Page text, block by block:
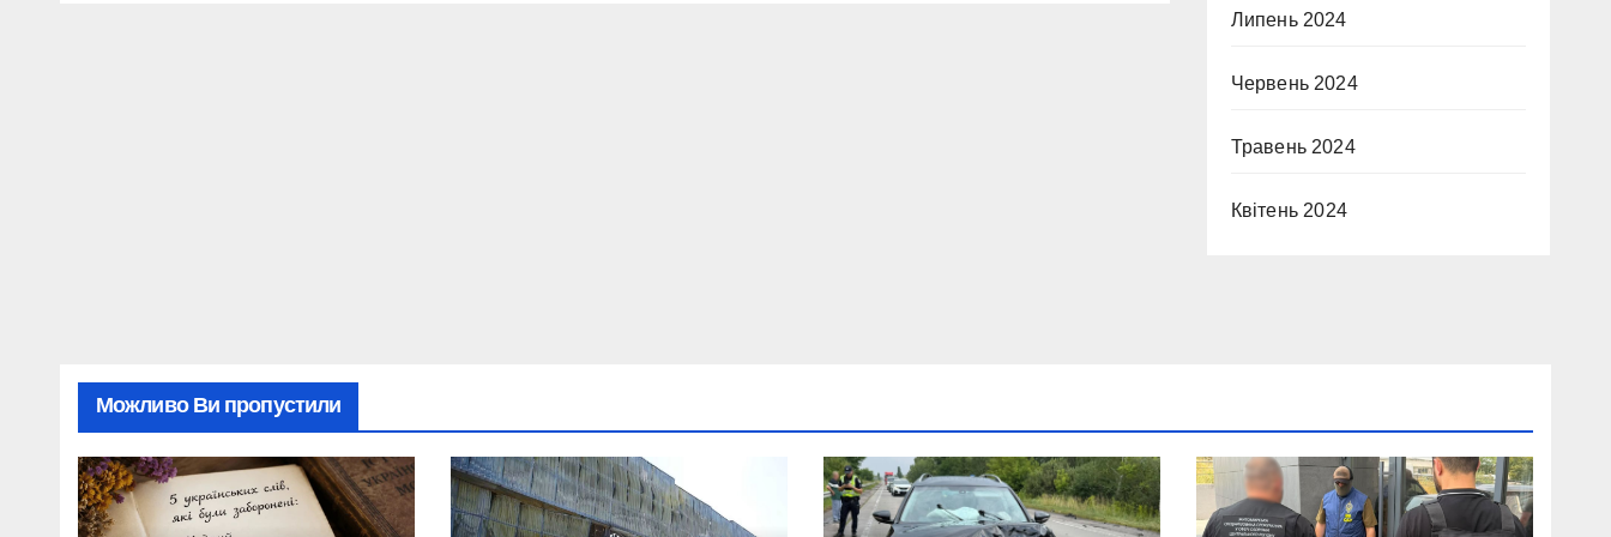
Липень 2024
Червень 2024
Травень 2024
Квітень 2024
Можливо Ви пропустили